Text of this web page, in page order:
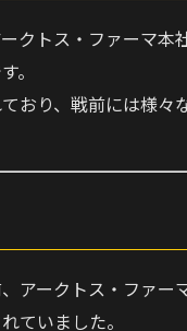
クトス・ファーマ本
。
おり、戦前には様々
アークトス・ファー
ていました。